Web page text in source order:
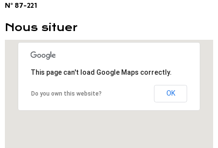
N° 87-221
Nous situer
This page can't load Google Maps correctly.
Do you own this website? OK